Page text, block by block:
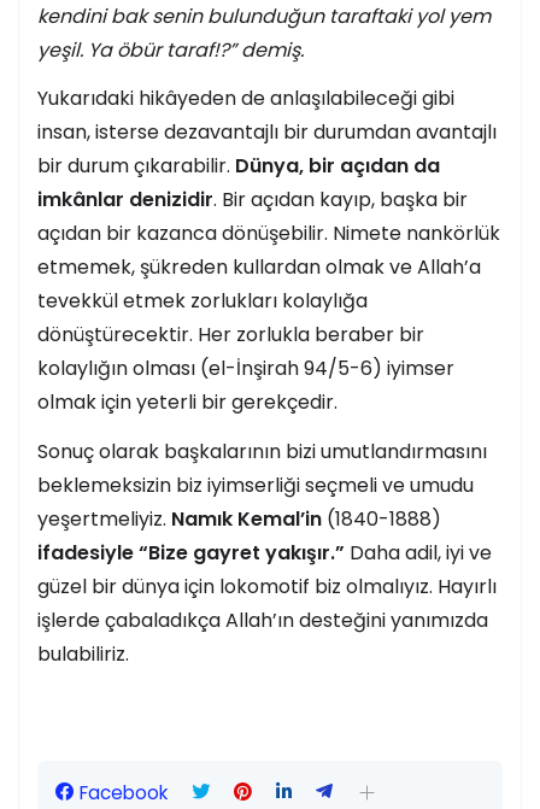
kendini bak senin bulunduğun taraftaki yol yem
yeşil. Ya öbür taraf!?” demiş.
Yukarıdaki hikâyeden de anlaşılabileceği gibi
insan, isterse dezavantajlı bir durumdan avantajlı
bir durum çıkarabilir. Dünya, bir açıdan da
imkânlar denizidir. Bir açıdan kayıp, başka bir
açıdan bir kazanca dönüşebilir. Nimete nankörlük
etmemek, şükreden kullardan olmak ve Allah’a
tevekkül etmek zorlukları kolaylığa
dönüştürecektir. Her zorlukla beraber bir
kolaylığın olması (el-İnşirah 94/5-6) iyimser
olmak için yeterli bir gerekçedir.
Sonuç olarak başkalarının bizi umutlandırmasını
beklemeksizin biz iyimserliği seçmeli ve umudu
yeşertmeliyiz. Namık Kemal’in (1840-1888)
ifadesiyle “Bize gayret yakışır.” Daha adil, iyi ve
güzel bir dünya için lokomotif biz olmalıyız. Hayırlı
işlerde çabaladıkça Allah’ın desteğini yanımızda
bulabiliriz.
Facebook